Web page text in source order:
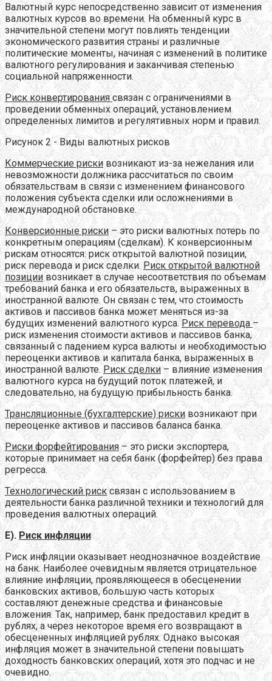
Валютный курс непосредственно зависит от изменения
валютных курсов во времени. На обменный курс в
значительной степени могут повлиять тенденции
экономического развития страны и различные
политические моменты, начиная с изменений в политике
валютного регулирования и заканчивая степенью
социальной напряженности.
Риск конвертирования связан с ограничениями в
проведении обменных операций, установлением
определенных лимитов и регулятивных норм и правил.
Рисунок 2 - Виды валютных рисков
Коммерческие риски возникают из-за нежелания или
невозможности должника рассчитаться по своим
обязательствам в связи с изменением финансового
положения субъекта сделки или осложнениями в
международной обстановке.
Конверсионные риски – это риски валютных потерь по
конкретным операциям (сделкам). К конверсионным
рискам относятся: риск открытой валютной позиции,
риск перевода и риск сделки. Риск открытой валютной
позиции возникает в случае несоответствия по объемам
требований банка и его обязательств, выраженных в
иностранной валюте. Он связан с тем, что стоимость
активов и пассивов банка может меняться из-за
будущих изменений валютного курса. Риск перевода –
риск изменения стоимости активов и пассивов банка,
связанный с падением курса валюты и необходимостью
переоценки активов и капитала банка, выраженных в
иностранной валюте. Риск сделки – влияние изменения
валютного курса на будущий поток платежей, и
следовательно, на будущую прибыльность банка.
Трансляционные (бухгалтерские) риски возникают при
переоценке активов и пассивов баланса банка.
Риски форфейтирования – это риски экспортера,
которые принимает на себя банк (форфейтер) без права
регресса.
Технологический риск связан с использованием в
деятельности банка различной техники и технологий для
проведения валютных операций.
Е). Риск инфляции
Риск инфляции оказывает неоднозначное воздействие
на банк. Наиболее очевидным является отрицательное
влияние инфляции, проявляющееся в обесценении
банковских активов, большую часть которых
составляют денежные средства и финансовые
вложения. Так, например, банк предоставил кредит в
рублях, а через некоторое время его возвращают в
обесцененных инфляцией рублях. Однако высокая
инфляция может в значительной степени повышать
доходность банковских операций, хотя это подчас и не
очевидно.